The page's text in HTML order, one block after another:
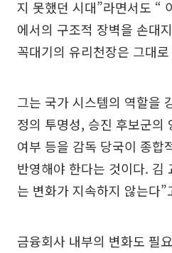
지 못했던 시대”라면서도 “
에서의 구조적 장벽을 손대
꼭대기의 유리천장은 그대
그는 국가 시스템의 역할을
정의 투명성, 승진 후보군의
여부 등을 감독 당국이 종합
반영해야 한다는 것이다. 김
는 변화가 지속하지 않는다”
금융회사 내부의 변화도 필